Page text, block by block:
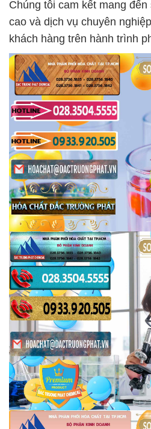
Chúng tôi cam kết mang
cao và dịch vụ chuyên
khách hàng trên hành trình